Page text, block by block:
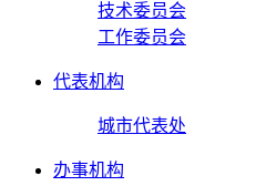
技术委员会
工作委员会
代表机构
城市代表处
办事机构